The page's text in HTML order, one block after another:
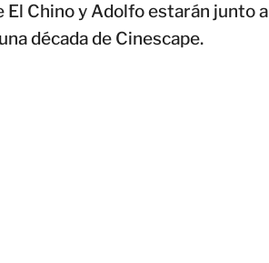
Chino y Adolfo estarán junto a
década de Cinescape.